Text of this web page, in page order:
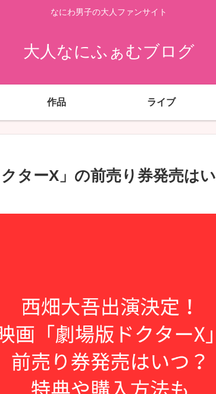
なにわ男子の大人ファンサイト
大人なにふぁむブログ
作品 ライブ
ターX」の前売り券発売はい